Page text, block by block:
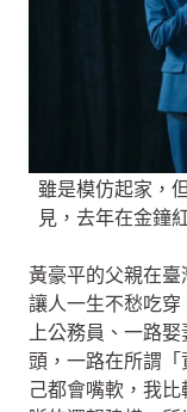
雖是模仿起家，
見，去年在金鐘
黃豪平的父親在
讓人一生不愁吃
上公務員、一路
頭，一路在所謂
己都會嘴軟，我